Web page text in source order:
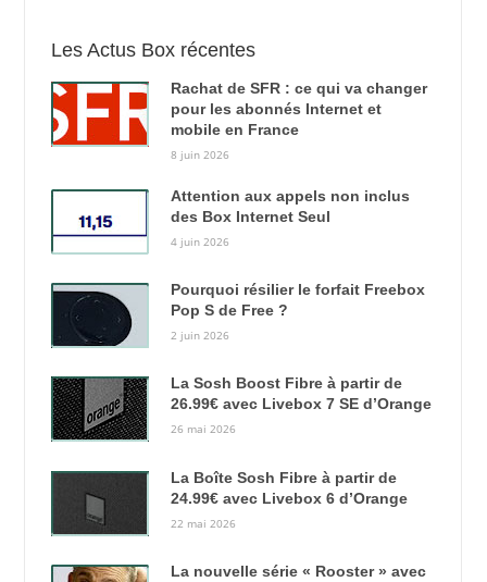
Les Actus Box récentes
Rachat de SFR : ce qui va changer
pour les abonnés Internet et
mobile en France
8 juin 2026
Attention aux appels non inclus
des Box Internet Seul
4 juin 2026
Pourquoi résilier le forfait Freebox
Pop S de Free ?
2 juin 2026
La Sosh Boost Fibre à partir de
26.99€ avec Livebox 7 SE d’Orange
26 mai 2026
La Boîte Sosh Fibre à partir de
24.99€ avec Livebox 6 d’Orange
22 mai 2026
La nouvelle série « Rooster » avec